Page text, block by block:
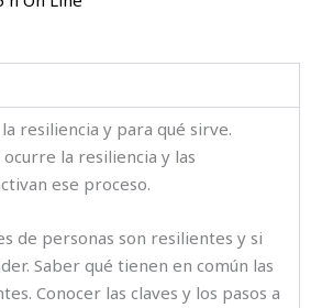
resiliencia y para qué sirve.
la resiliencia y las
ese proceso.
de personas son resilientes y si
Saber qué tienen en común las
Conocer las claves y los pasos a